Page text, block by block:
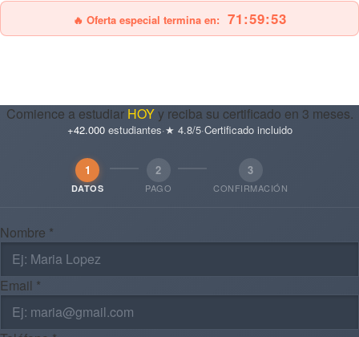
🔥 Oferta especial termina en: 71:59:51
Comience a estudiar HOYy reciba su certificado en 3 meses.
+42.000estudiantes·★ 4.8/5·Certificado incluido
1
DATOS
2
PAGO
3
CONFIRMACIÓN
Nombre *
Email *